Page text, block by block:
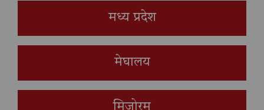
मध्य प्रदेश
मेघालय
मिजोरम